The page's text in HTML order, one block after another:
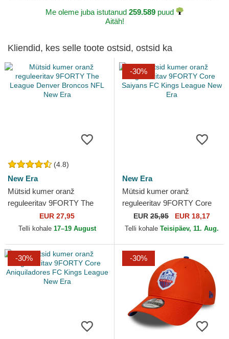
Me oleme juba istutanud 259.589 puud
Aitäh!
Kliendid, kes selle toote ostsid, ostsid ka
(4.8)
New Era
Mütsid kumer oranž
reguleeritav 9FORTY The
League Denver Broncos NFL
New Era
EUR 27,95
Telli kohale 17–19 August
-30%
New Era
Mütsid kumer oranž
reguleeritav 9FORTY Core
Saiyans FC Kings League
New Era
EUR 25,95 EUR 18,17
Telli kohale Teisipäev, 11. Aug.
-30% -30%